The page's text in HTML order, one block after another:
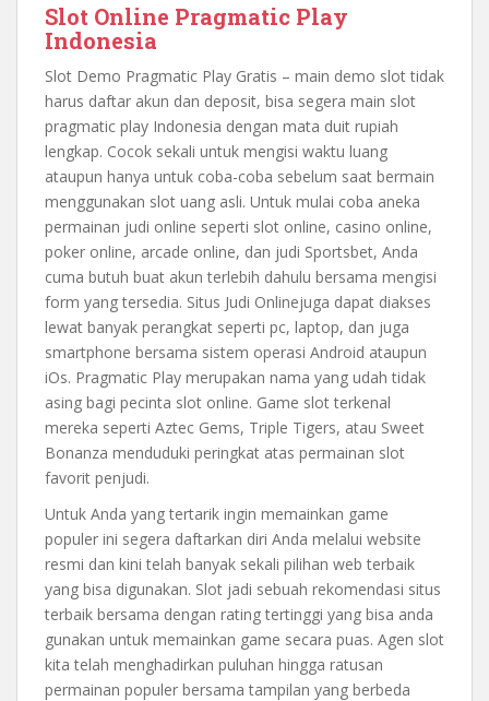
Slot Online Pragmatic Play
Indonesia
Slot Demo Pragmatic Play Gratis – main demo slot tidak
harus daftar akun dan deposit, bisa segera main slot
pragmatic play Indonesia dengan mata duit rupiah
lengkap. Cocok sekali untuk mengisi waktu luang
ataupun hanya untuk coba-coba sebelum saat bermain
menggunakan slot uang asli. Untuk mulai coba aneka
permainan judi online seperti slot online, casino online,
poker online, arcade online, dan judi Sportsbet, Anda
cuma butuh buat akun terlebih dahulu bersama mengisi
form yang tersedia. Situs Judi Onlinejuga dapat diakses
lewat banyak perangkat seperti pc, laptop, dan juga
smartphone bersama sistem operasi Android ataupun
iOs. Pragmatic Play merupakan nama yang udah tidak
asing bagi pecinta slot online. Game slot terkenal
mereka seperti Aztec Gems, Triple Tigers, atau Sweet
Bonanza menduduki peringkat atas permainan slot
favorit penjudi.
Untuk Anda yang tertarik ingin memainkan game
populer ini segera daftarkan diri Anda melalui website
resmi dan kini telah banyak sekali pilihan web terbaik
yang bisa digunakan. Slot jadi sebuah rekomendasi situs
terbaik bersama dengan rating tertinggi yang bisa anda
gunakan untuk memainkan game secara puas. Agen slot
kita telah menghadirkan puluhan hingga ratusan
permainan populer bersama tampilan yang berbeda